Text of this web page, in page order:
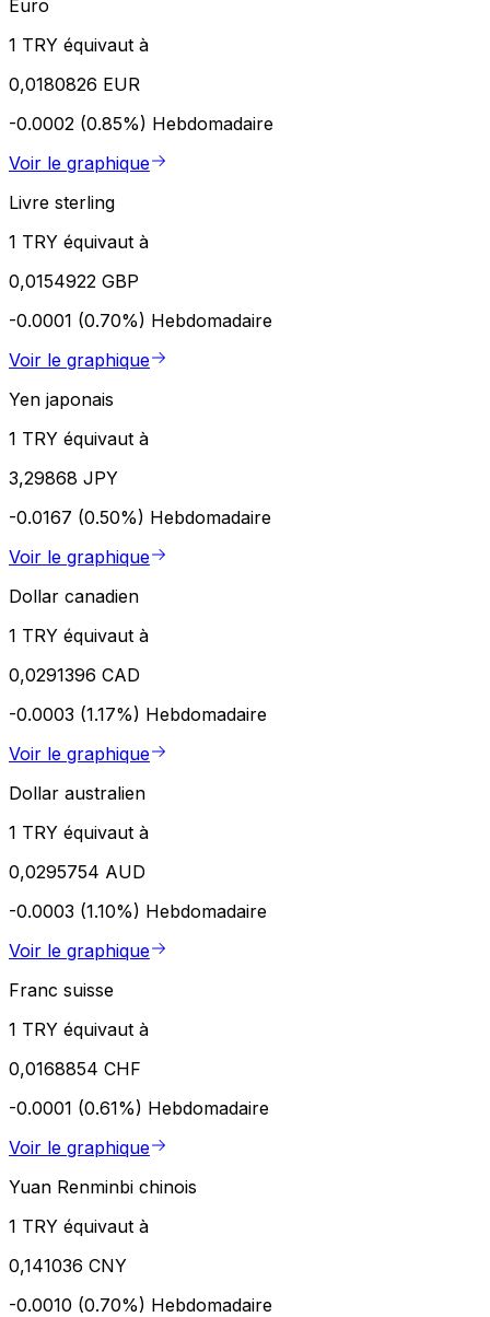
Euro
1 TRY équivaut à
0,0180826 EUR
-0.0002 (0.85%) Hebdomadaire
Voir le graphique
Livre sterling
1 TRY équivaut à
0,0154922 GBP
-0.0001 (0.70%) Hebdomadaire
Voir le graphique
Yen japonais
1 TRY équivaut à
3,29868 JPY
-0.0167 (0.50%) Hebdomadaire
Voir le graphique
Dollar canadien
1 TRY équivaut à
0,0291396 CAD
-0.0003 (1.17%) Hebdomadaire
Voir le graphique
Dollar australien
1 TRY équivaut à
0,0295754 AUD
-0.0003 (1.10%) Hebdomadaire
Voir le graphique
Franc suisse
1 TRY équivaut à
0,0168854 CHF
-0.0001 (0.61%) Hebdomadaire
Voir le graphique
Yuan Renminbi chinois
1 TRY équivaut à
0,141036 CNY
-0.0010 (0.70%) Hebdomadaire